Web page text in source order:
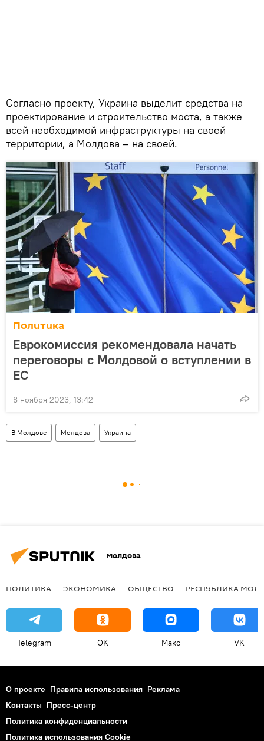
Согласно проекту, Украина выделит средства на
проектирование и строительство моста, а также
всей необходимой инфраструктуры на своей
территории, а Молдова – на своей.
Политика
Еврокомиссия рекомендовала начать
переговоры с Молдовой о вступлении в
ЕС
8 ноября 2023, 13:42
В Молдове Молдова Украина
Молдова
ПОЛИТИКА ЭКОНОМИКА ОБЩЕСТВО РЕСПУБЛИКА
Telegram OK Макс VK
О проекте Правила использования Реклама
Контакты Пресс-центр
Политика конфиденциальности
Политика использования Cookie